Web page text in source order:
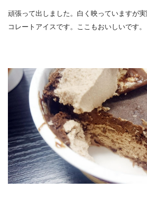
頑張って出しました。白く映っていますが
コレートアイスです。ここもおいしいです。